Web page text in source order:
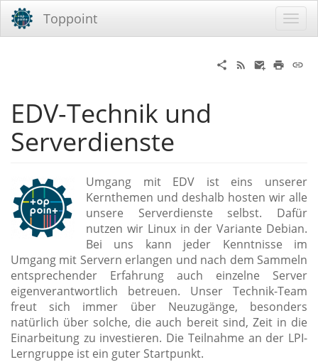
Toppoint
EDV-Technik und
Serverdienste
Umgang mit EDV ist eins unserer
Kernthemen und deshalb hosten wir alle
unsere Serverdienste selbst. Dafür
nutzen wir Linux in der Variante Debian.
Bei uns kann jeder Kenntnisse im
Umgang mit Servern erlangen und nach dem Sammeln
entsprechender Erfahrung auch einzelne Server
eigenverantwortlich betreuen. Unser Technik-Team
freut sich immer über Neuzugänge, besonders
natürlich über solche, die auch bereit sind, Zeit in die
Einarbeitung zu investieren. Die Teilnahme an der LPI-
Lerngruppe ist ein guter Startpunkt.